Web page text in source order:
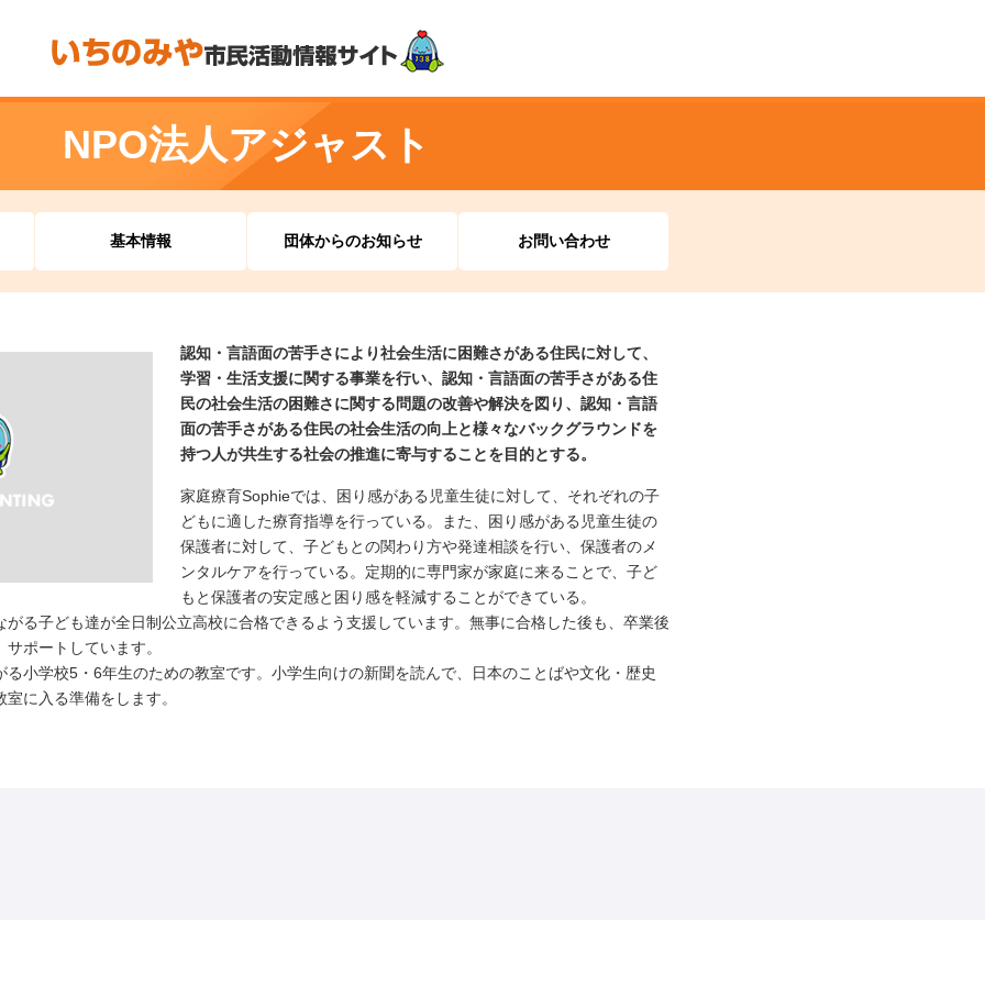
NPO法人アジャスト
基本情報 団体からのお知らせ お問い合わせ
認知・言語面の苦手さにより社会生活に困難さがある住民に対して、
学習・生活支援に関する事業を行い、認知・言語面の苦手さがある住
民の社会生活の困難さに関する問題の改善や解決を図り、認知・言語
面の苦手さがある住民の社会生活の向上と様々なバックグラウンドを
持つ人が共生する社会の推進に寄与することを目的とする。
家庭療育Sophieでは、困り感がある児童生徒に対して、それぞれの子
どもに適した療育指導を行っている。また、困り感がある児童生徒の
保護者に対して、子どもとの関わり方や発達相談を行い、保護者のメ
ンタルケアを行っている。定期的に専門家が家庭に来ることで、子ど
もと保護者の安定感と困り感を軽減することができている。
がる子ども達が全日制公立高校に合格できるよう支援しています。無事に合格した後も、卒業後
ポートしています。
る小学校5・6年生のための教室です。小学生向けの新聞を読んで、日本のことばや文化・歴史
に入る準備をします。